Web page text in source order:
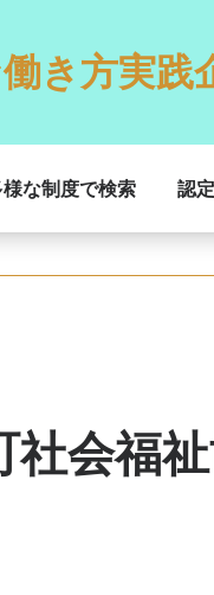
き方実践
様な制度で検索 認
社会福